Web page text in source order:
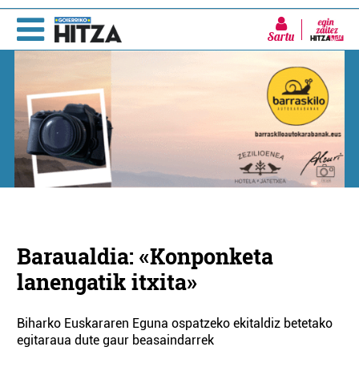
Sartu
Baraualdia: «Konponketa
lanengatik itxita»
Biharko Euskararen Eguna ospatzeko ekitaldiz betetako
egitaraua dute gaur beasaindarrek